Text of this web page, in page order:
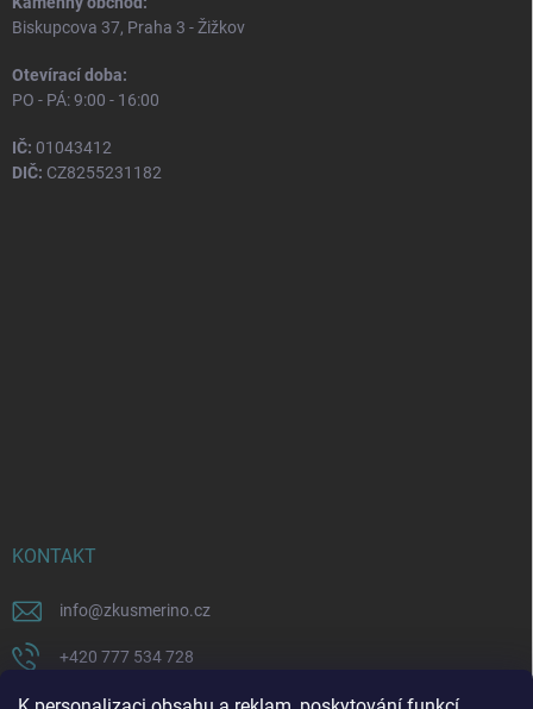
Biskupcova 37, Praha 3 - Žižkov
Otevírací doba:
PO - PÁ: 9:00 - 16:00
IČ: 01043412
DIČ: CZ8255231182
KONTAKT
info@zkusmerino.cz
+420 777 534 728
https://www.facebook.com/zkusmerino/